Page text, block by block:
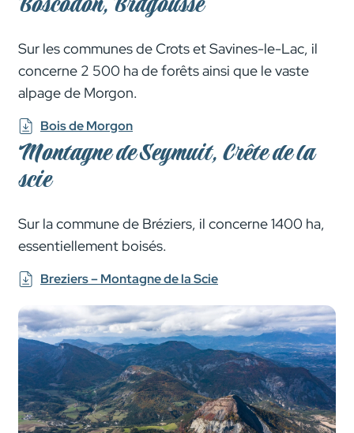
Sur les communes de Crots et Savines-le-Lac, il
concerne 2 500 ha de forêts ainsi que le vaste
alpage de Morgon.
Bois de Morgon
Montagne de Seymuit, Crête de la
scie
Sur la commune de Bréziers, il concerne 1400 ha,
essentiellement boisés.
Breziers – Montagne de la Scie